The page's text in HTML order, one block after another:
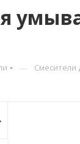
— Смесители